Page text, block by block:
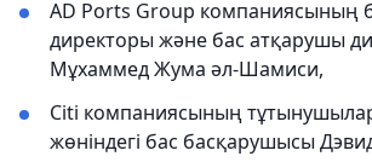
AD Ports Group компаниясының
директоры және бас атқарушы
Мұхаммед Жума әл-Шамиси,
Citi компаниясының
жөніндегі бас басқарушысы